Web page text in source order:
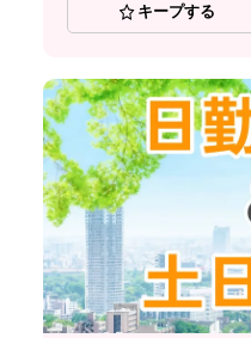
キープする